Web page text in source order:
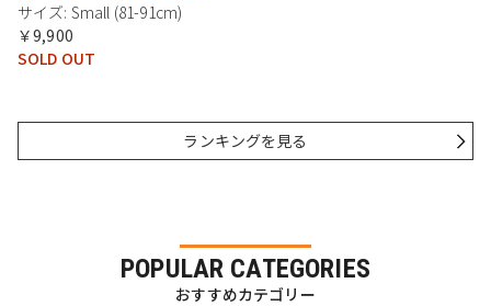
サイズ: Small (81-91cm)
￥9,900
SOLD OUT
ランキングを見る
POPULAR CATEGORIES
おすすめカテゴリー